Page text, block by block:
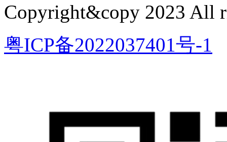
Copyright&copy 2023 All
粤ICP备2022037401号-1